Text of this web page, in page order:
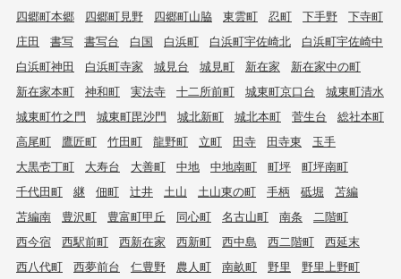
四郷町本郷
四郷町見野 四郷町山脇 東雲町 忍町 下手野
下寺町
庄田
書写 書写台 白国 白浜町 白浜町宇佐崎北
白浜町宇佐崎中
白浜町神田
白浜町寺家 城見台 城見町 新在家
新在家中の町
新在家本町
神和町 実法寺 十二所前町 城東町京口台
城東町清水
城東町竹之門
城東町毘沙門 城北新町 城北本町 菅生台
総社本町
高尾町
鷹匠町 竹田町 龍野町 立町 田寺 田寺東
玉手
大黒壱丁町
大寿台 大善町 中地 中地南町 町坪
町坪南町
千代田町
継 佃町 辻井 土山 土山東の町 手柄 砥堀
苫編
苫編南
豊沢町 豊富町甲丘 同心町 名古山町 南条
二階町
西今宿
西駅前町 西新在家 西新町 西中島 西二階町
西延末
西八代町
西夢前台 仁豊野 農人町 南畝町 野里
野里上野町